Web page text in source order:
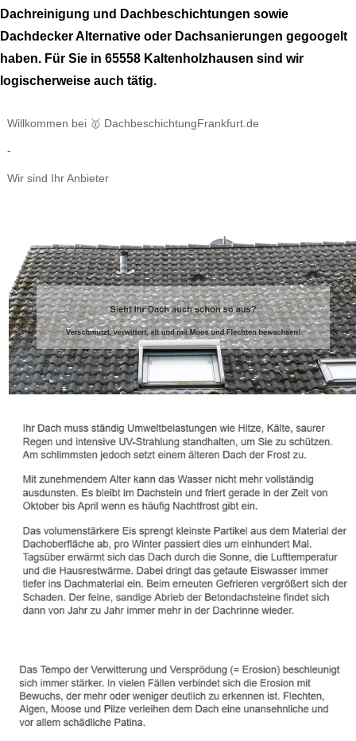
Dachreinigung und Dachbeschichtungen sowie
Dachdecker Alternative oder Dachsanierungen gegoogelt
haben. Für Sie in 65558 Kaltenholzhausen sind wir
logischerweise auch tätig.
Willkommen bei 🥇 DachbeschichtungFrankfurt.de
-
Wir sind Ihr Anbieter